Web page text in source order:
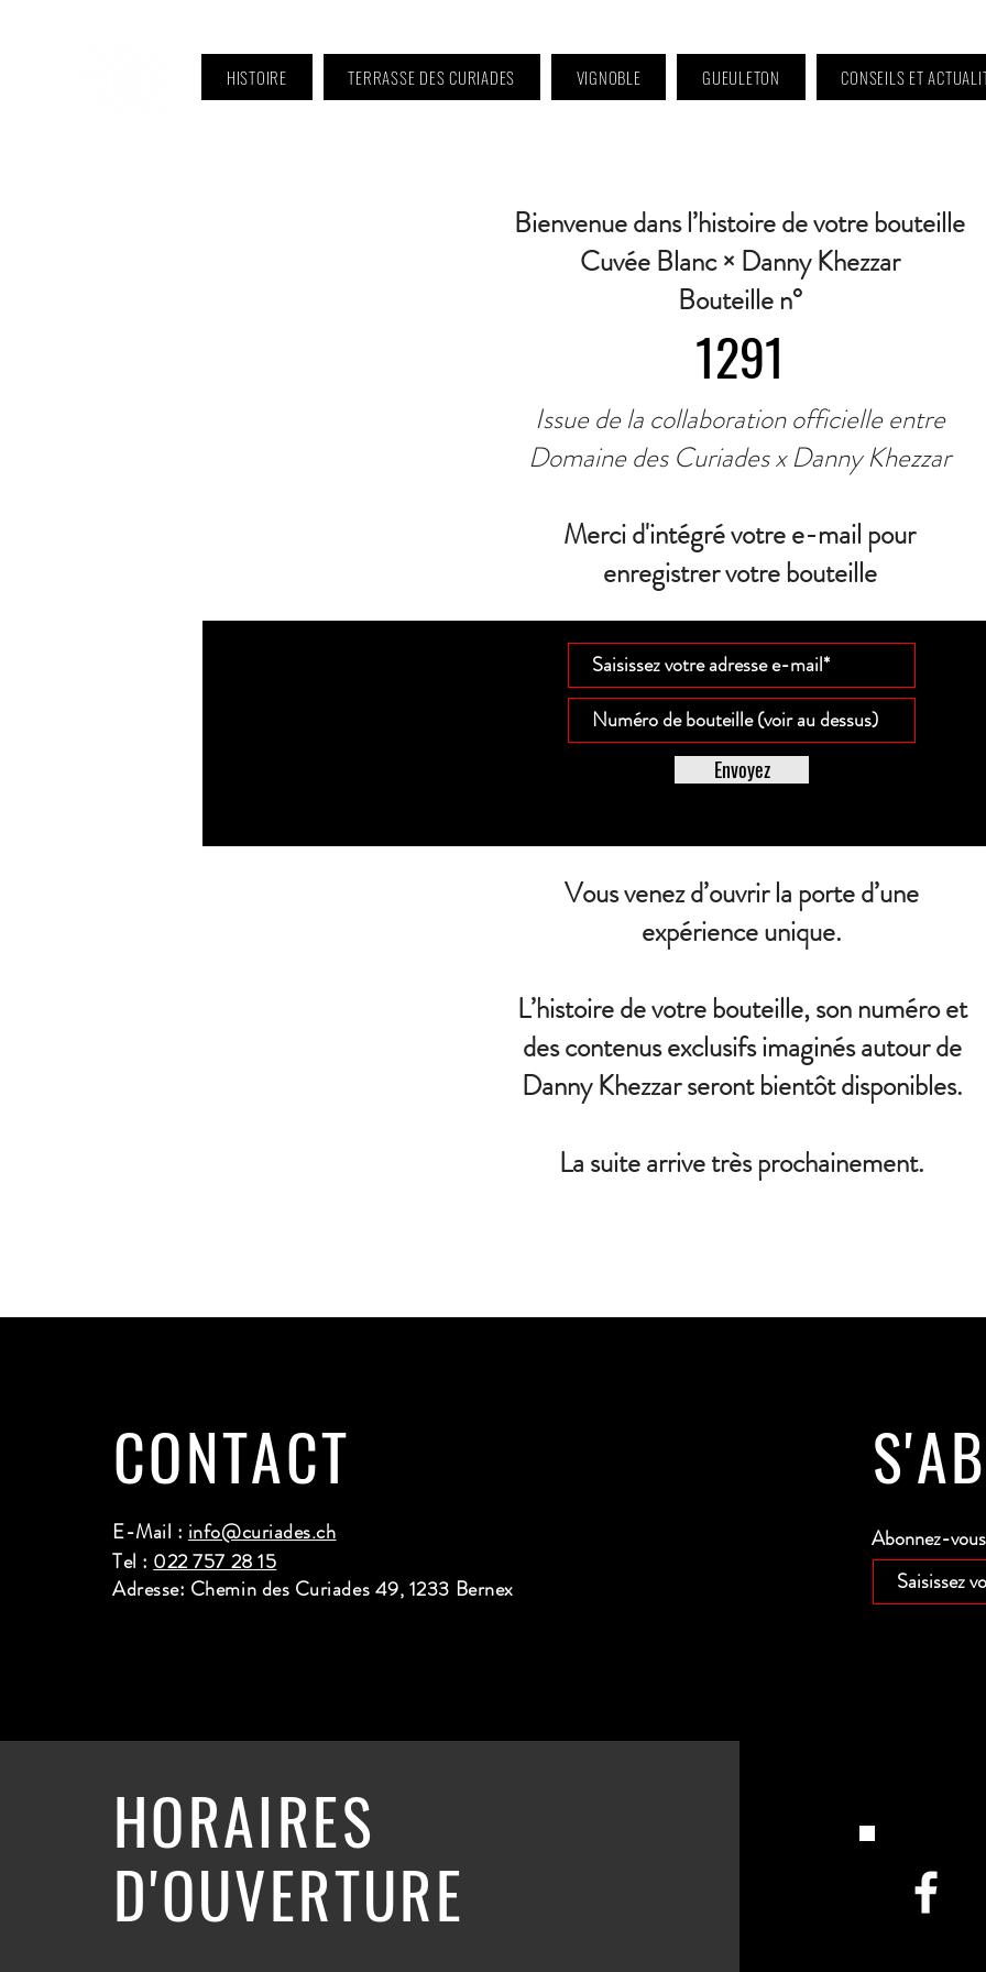
HISTOIRE TERRASSE DES CURIADES VIGNOBLE GUEULETON CONSEILS ET
Bienvenue dans l’histoire de votre bouteille
Cuvée Blanc × Danny Khezzar
Bouteille n°
1291
Issue de la collaboration officielle entre
Domaine des Curiades x Danny Khezzar
Merci d'intégré votre e-mail pour
enregistrer votre bouteille
Envoyez
Vous venez d’ouvrir la porte d’une
expérience unique.
L’histoire de votre bouteille, son numéro et
des contenus exclusifs imaginés autour de
Danny Khezzar seront bientôt disponibles.
La suite arrive très prochainement.
CONTACT
E-Mail : info@curiades.ch
Tel : 022 757 28 15
Adresse: Chemin des Curiades 49, 1233 Bernex
Abonnez-
HORAIRES
D'OUVERTURE